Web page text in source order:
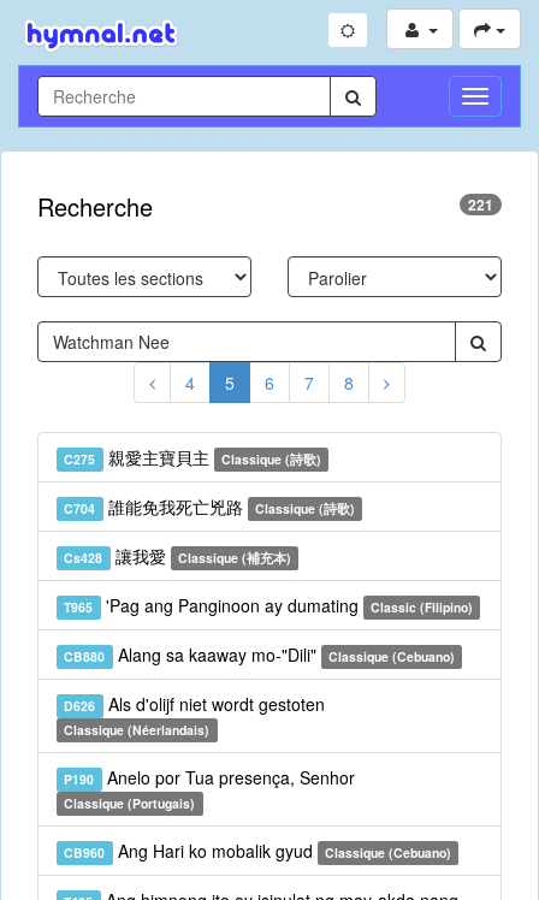
Toggle
Recherche 221
4 5 6 7 8
C275 親愛主寶貝主 Classique (詩歌)
C704 誰能免我死亡兇路 Classique (詩歌)
Cs428 讓我愛 Classique (補充本)
T965 'Pag ang Panginoon ay dumating Classic (Filipino)
CB880 Alang sa kaaway mo-"Dili" Classique (Cebuano)
D626 Als d'olijf niet wordt gestoten
Classique (Néerlandais)
P190 Anelo por Tua presença, Senhor
Classique (Portugais)
CB960 Ang Hari ko mobalik gyud Classique (Cebuano)